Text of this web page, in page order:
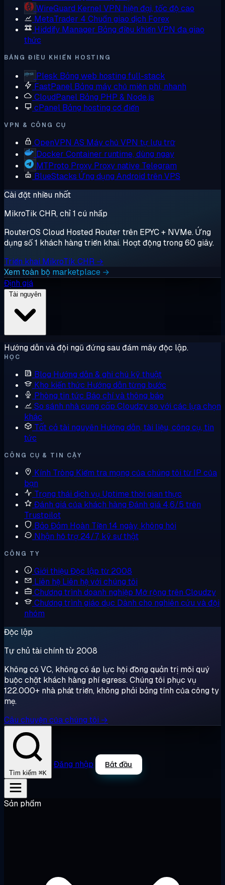
WireGuard Kernel VPN hiện đại, tốc độ cao
MetaTrader 4 Chuẩn giao dịch Forex
Hiddify Manager Bảng điều khiển VPN đa giao
thức
BẢNG ĐIỀU KHIỂN HOSTING
Plesk Bảng web hosting full-stack
FastPanel Bảng máy chủ miễn phí, nhanh
CloudPanel Bảng PHP & Node.js
cPanel Bảng hosting cổ điển
VPN & CÔNG CỤ
OpenVPN AS Máy chủ VPN tự lưu trữ
Docker Container runtime, dùng ngay
MTProto Proxy Proxy native Telegram
BlueStacks Ứng dụng Android trên VPS
Cài đặt nhiều nhất
MikroTik CHR, chỉ 1 cú nhấp
RouterOS Cloud Hosted Router trên EPYC + NVMe. Ứng
dụng số 1 khách hàng triển khai. Hoạt động trong 60 giây.
Triển khai MikroTik CHR →
Xem toàn bộ marketplace →
Định giá
Hướng dẫn và đội ngũ đứng sau đám mây độc lập.
HỌC
Blog Hướng dẫn & ghi chú kỹ thuật
Kho kiến thức Hướng dẫn từng bước
Phòng tin tức Báo chí và thông báo
So sánh nhà cung cấp Cloudzy so với các lựa chọn
khác
Tất cả tài nguyên Hướng dẫn, tài liệu, công cụ, tin
tức
CÔNG CỤ & TIN CẬY
Kính Tròng Kiểm tra mạng của chúng tôi từ IP của
bạn
Trạng thái dịch vụ Uptime thời gian thực
Đánh giá của khách hàng Đánh giá 4,6/5 trên
Trustpilot
Bảo Đảm Hoàn Tiền 14 ngày, không hỏi
Nhận hỗ trợ 24/7, kỹ sư thật
CÔNG TY
Giới thiệu Độc lập từ 2008
Liên hệ Liên hệ với chúng tôi
Chương trình doanh nghiệp Mở rộng trên Cloudzy
Chương trình giáo dục Dành cho nghiên cứu và đội
nhóm
Độc lập
Tự chủ tài chính từ 2008
Không có VC, không có áp lực hội đồng quản trị mỗi quý
buộc chặt khách hàng phí egress. Chúng tôi phục vụ
122.000+ nhà phát triển, không phải bảng tính của công ty
mẹ.
Câu chuyện của chúng tôi →
Tìm kiếm ⌘K
Đăng nhập Bắt đầu
Sản phẩm